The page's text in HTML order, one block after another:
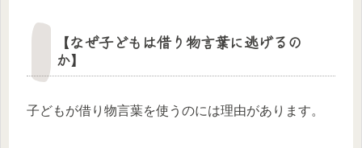
【なぜ子どもは借り物言葉に逃げるの
か】
子どもが借り物言葉を使うのには理由があります。